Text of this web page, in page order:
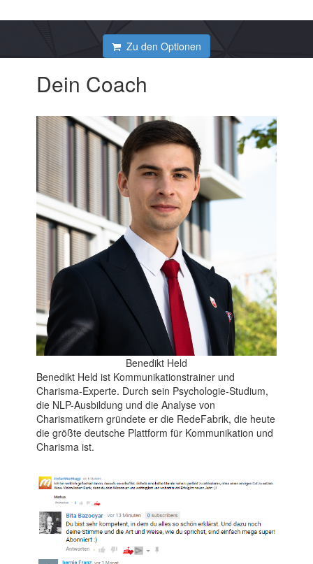
Zu den Optionen
Dein Coach
Benedikt Held
Benedikt Held ist Kommunikationstrainer und
Charisma-Experte. Durch sein Psychologie-Studium,
die NLP-Ausbildung und die Analyse von
Charismatikern gründete er die RedeFabrik, die heute
die größte deutsche Plattform für Kommunikation und
Charisma ist.